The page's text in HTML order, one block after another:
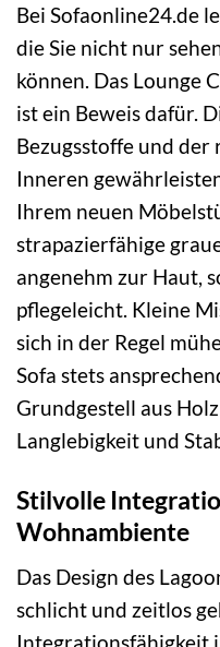
Bei Sofaonline24.de
die Sie nicht nur
können. Das Lounge
ist ein Beweis dafür.
Bezugsstoffe und
Inneren
Ihrem neuen
strapazierfähige
angenehm zur Haut,
pflegeleicht. Kleine
sich in der Regel
Sofa stets
Grundgestell aus
Langlebigkeit und
Stilvolle
Wohnambiente
Das Design des
schlicht und zeitlos
Integrationsfähigkeit